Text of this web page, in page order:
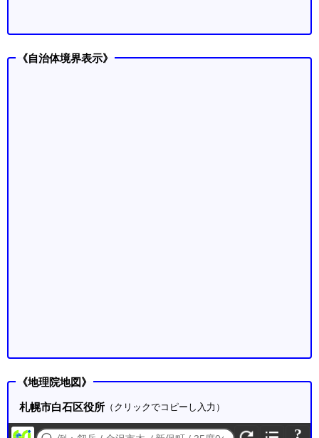
《自治体境界表示》
《地理院地図》
札幌市白石区役所 （クリックでコピーし入力）